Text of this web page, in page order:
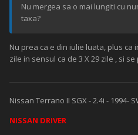
Nu mergea sa o mai lungiti cu
taxa?
Nu prea ca e din iulie luata, plus ca
zile in sensul ca de 3 X 29 zile , si
Nissan Terrano II SGX - 2.4i - 1994-
NISSAN DRIVER